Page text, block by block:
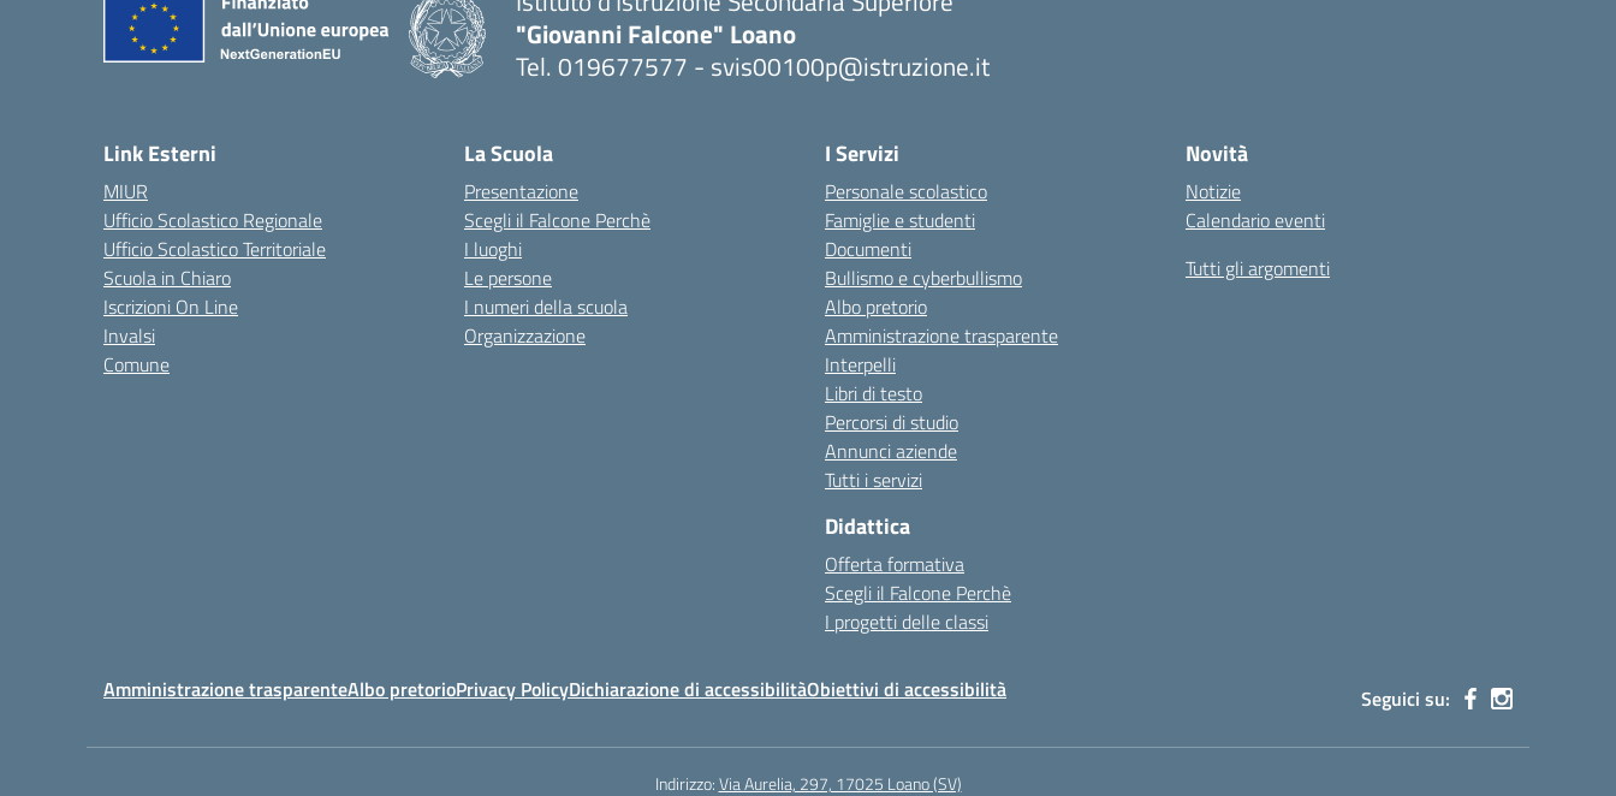
"Giovanni Falcone" Loano
Tel. 019677577 - svis00100p@istruzione.it
Link Esterni
MIUR
Ufficio Scolastico Regionale
Ufficio Scolastico Territoriale
Scuola in Chiaro
Iscrizioni On Line
Invalsi
Comune
La Scuola
Presentazione
Scegli il Falcone Perchè
I luoghi
Le persone
I numeri della scuola
Organizzazione
I Servizi
Personale scolastico
Famiglie e studenti
Documenti
Bullismo e cyberbullismo
Albo pretorio
Amministrazione trasparente
Interpelli
Libri di testo
Percorsi di studio
Annunci aziende
Tutti i servizi
Didattica
Offerta formativa
Scegli il Falcone Perchè
I progetti delle classi
Novità
Notizie
Calendario eventi
Tutti gli argomenti
Amministrazione trasparenteAlbo pretorioPrivacy PolicyDichiarazione di accessibilitàObiettivi di accessibilità Seguici su:
Indirizzo:Via Aurelia, 297, 17025 Loano (SV)